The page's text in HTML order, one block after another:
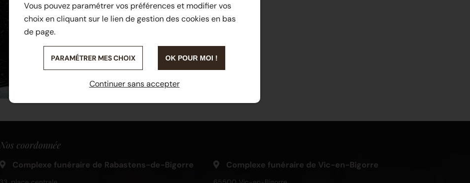
Nos coordonnée
Complexe funéraire de Rabastens-de-Bigorre Complexe funéraire de Vic-en-Bigorre
Vous pouvez paramétrer vos préférences et modifier vos
choix en cliquant sur le lien de gestion des cookies en bas
de page.
PARAMÉTRER MES CHOIX OK POUR MOI !
Continuer sans accepter